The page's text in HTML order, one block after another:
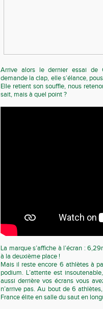
Arrive alors le dernier essai de
demande la clap, elle s’élance,
Elle retient son souffle, nous
sait, mais à quel point ?
La marque s’affiche à l’écran :
à la deuxième place !
Mais il reste encore 6 athlètes à
podium. L’attente est
aussi derrière vos écrans vous
n’arrive pas. Au bout de 6
France élite en salle du saut en